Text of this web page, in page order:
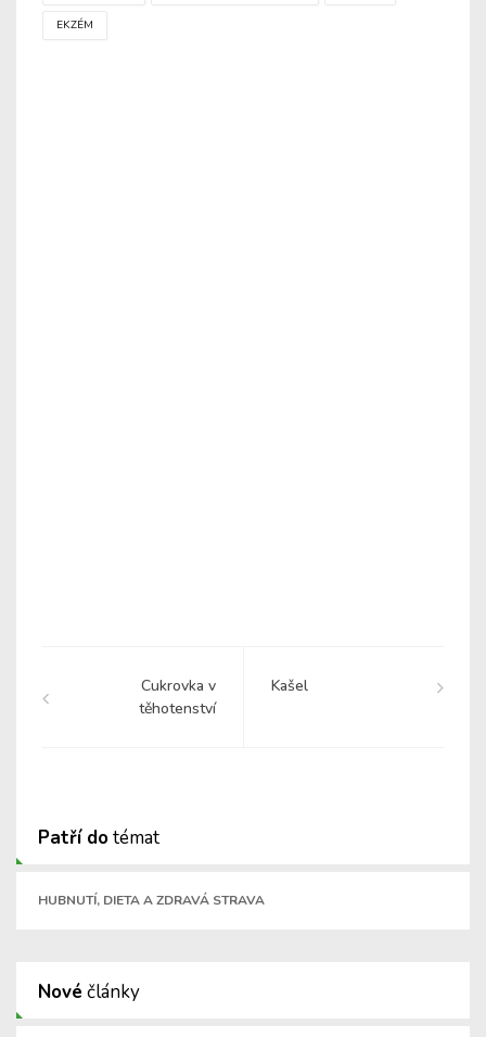
EKZÉM
Cukrovka v
těhotenství
Kašel
Patří dotémat
HUBNUTÍ, DIETA A ZDRAVÁ STRAVA
Nové články